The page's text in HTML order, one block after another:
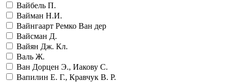
Вайбель П.
Вайман Н.И.
Вайнгаарт Ремко Ван дер
Вайсман Д.
Вайян Дж. Кл.
Валь Ж.
Ван Дорцен Э., Иакову С.
Вапилин Е. Г., Кравчук В. Р.